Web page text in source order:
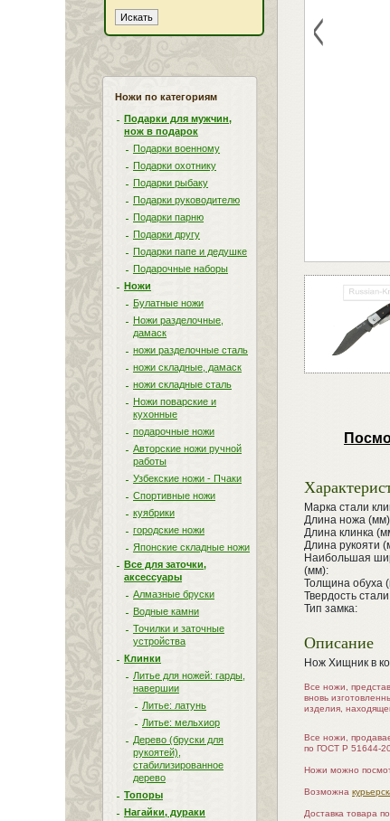
Ножи по категориям
Подарки для мужчин,
нож в подарок
Подарки военному
Подарки охотнику
Подарки рыбаку
Подарки руководителю
Подарки парню
Подарки другу
Подарки папе и дедушке
Подарочные наборы
Ножи
Булатные ножи
Ножи разделочные,
дамаск
ножи разделочные сталь
ножи складные, дамаск
ножи складные сталь
Ножи поварские и
кухонные
подарочные ножи
Авторские ножи ручной
работы
Узбекские ножи - Пчаки
Спортивные ножи
куябрики
городские ножи
Японские складные ножи
Все для заточки,
аксессуары
Алмазные бруски
Водные камни
Точилки и заточные
устройства
Клинки
Литье для ножей: гарды,
навершии
Литье: латунь
Литье: мельхиор
Дерево (бруски для
рукоятей),
стабилизированное
дерево
Топоры
Нагайки, дураки
<
Марка стали
Длина ножа
Длина клинка
Длина рукояти
Наибольшая
(мм):
Толщина обуха
Твердость
Тип замка:
Описание
Нож Хищник в
Все ножи,
вновь
изделия,
Все ножи,
по ГОСТ Р 51644-
Ножи можно
Возможна
Доставка товара